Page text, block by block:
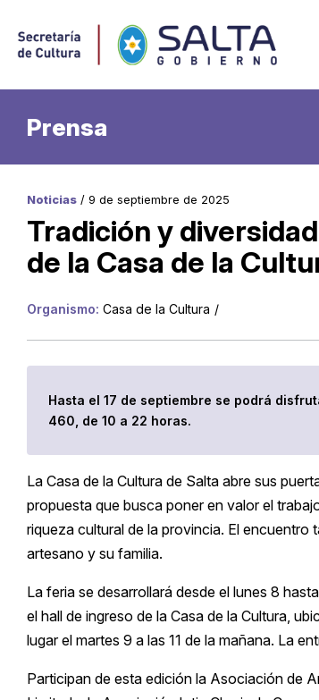
Prensa
Noticias / 9 de septiembre de 2025
Tradición y
de la Casa de la
Organismo: Casa de la Cultura /
Hasta el 17 de septiembre se podrá
460, de 10 a 22 horas.
La Casa de la Cultura de Salta abre sus
propuesta que busca poner en valor el
riqueza cultural de la provincia. El
artesano y su familia.
La feria se desarrollará desde el lunes 8
el hall de ingreso de la Casa de la Cultura,
lugar el martes 9 a las 11 de la mañana. La
Participan de esta edición la Asociación de